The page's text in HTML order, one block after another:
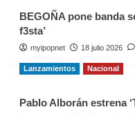
BEGOÑA pone banda
f3sta’
myipopnet 18 julio 2026
Lanzamientos Nacional
Pablo Alborán estrena